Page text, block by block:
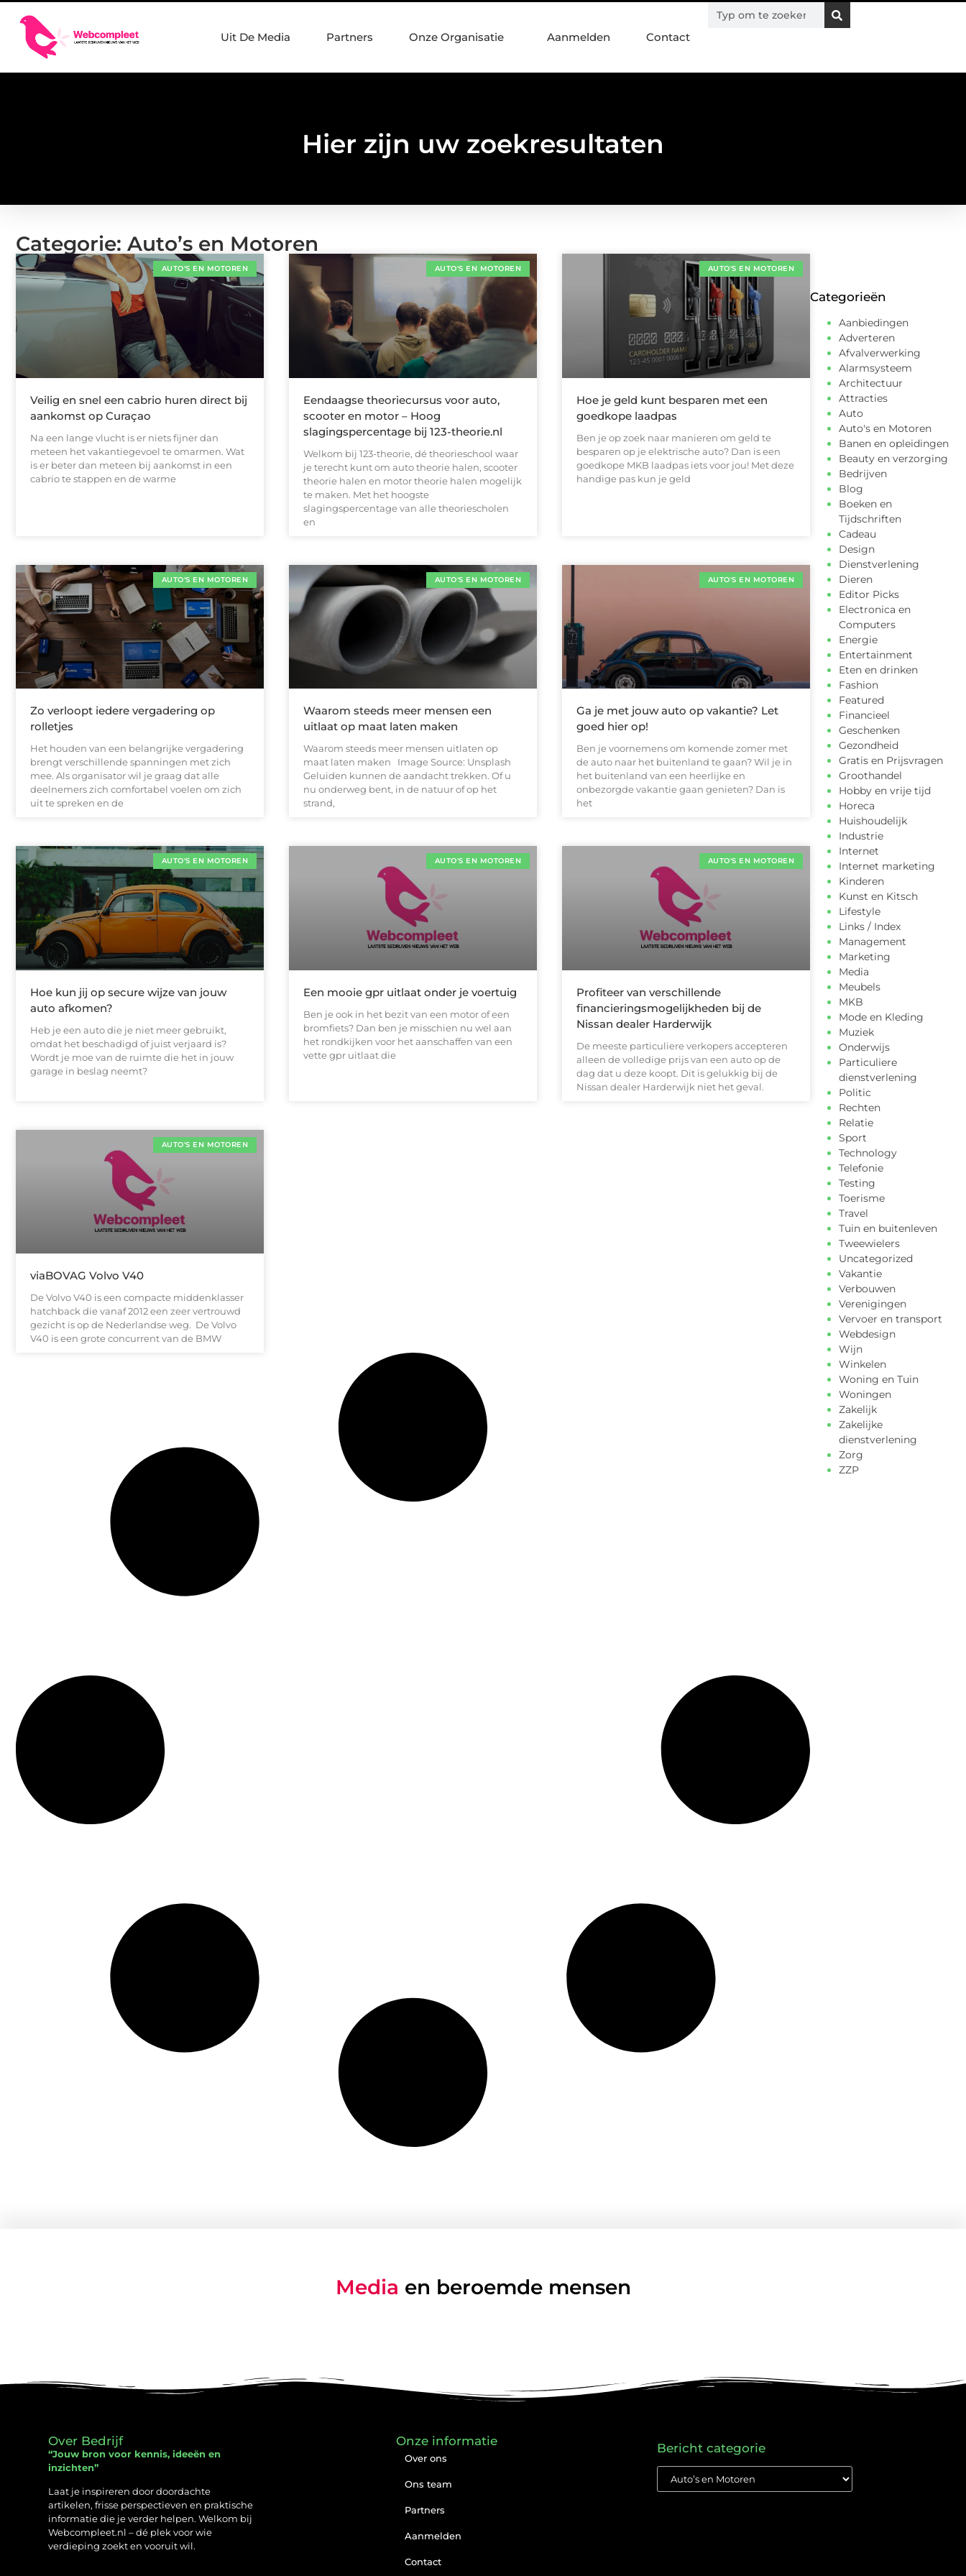
Uit De Media Partners Onze Organisatie Aanmelden Contact
Hier zijn uw zoekresultaten
Categorie: Auto’s en Motoren
AUTO'S EN MOTOREN
Veilig en snel een cabrio huren direct bij
aankomst op Curaçao
Na een lange vlucht is er niets fijner dan
meteen het vakantiegevoel te omarmen. Wat
is er beter dan meteen bij aankomst in een
cabrio te stappen en de warme
AUTO'S EN MOTOREN
Eendaagse theoriecursus voor auto,
scooter en motor – Hoog
slagingspercentage bij 123-theorie.nl
Welkom bij 123-theorie, dé theorieschool waar
je terecht kunt om auto theorie halen, scooter
theorie halen en motor theorie halen mogelijk
te maken. Met het hoogste
slagingspercentage van alle theoriescholen
en
AUTO'S EN MOTOREN
Hoe je geld kunt besparen met een
goedkope laadpas
Ben je op zoek naar manieren om geld te
besparen op je elektrische auto? Dan is een
goedkope MKB laadpas iets voor jou! Met deze
handige pas kun je geld
AUTO'S EN MOTOREN
Zo verloopt iedere vergadering op
rolletjes
Het houden van een belangrijke vergadering
brengt verschillende spanningen met zich
mee. Als organisator wil je graag dat alle
deelnemers zich comfortabel voelen om zich
uit te spreken en de
AUTO'S EN MOTOREN
Waarom steeds meer mensen een
uitlaat op maat laten maken
Waarom steeds meer mensen uitlaten op
maat laten maken Image Source: Unsplash‍
Geluiden kunnen de aandacht trekken. Of u
nu onderweg bent, in de natuur of op het
strand,
AUTO'S EN MOTOREN
Ga je met jouw auto op vakantie? Let
goed hier op!
Ben je voornemens om komende zomer met
de auto naar het buitenland te gaan? Wil je in
het buitenland van een heerlijke en
onbezorgde vakantie gaan genieten? Dan is
het
AUTO'S EN MOTOREN
Hoe kun jij op secure wijze van jouw
auto afkomen?
Heb je een auto die je niet meer gebruikt,
omdat het beschadigd of juist verjaard is?
Wordt je moe van de ruimte die het in jouw
garage in beslag neemt?
AUTO'S EN MOTOREN
Een mooie gpr uitlaat onder je voertuig
Ben je ook in het bezit van een motor of een
bromfiets? Dan ben je misschien nu wel aan
het rondkijken voor het aanschaffen van een
vette gpr uitlaat die
AUTO'S EN MOTOREN
Profiteer van verschillende
financieringsmogelijkheden bij de
Nissan dealer Harderwijk
De meeste particuliere verkopers accepteren
alleen de volledige prijs van een auto op de
dag dat u deze koopt. Dit is gelukkig bij de
Nissan dealer Harderwijk niet het geval.
AUTO'S EN MOTOREN
viaBOVAG Volvo V40
De Volvo V40 is een compacte middenklasser
hatchback die vanaf 2012 een zeer vertrouwd
gezicht is op de Nederlandse weg. De Volvo
V40 is een grote concurrent van de BMW
Categorieën
Aanbiedingen
Adverteren
Afvalverwerking
Alarmsysteem
Architectuur
Attracties
Auto
Auto's en Motoren
Banen en opleidingen
Beauty en verzorging
Bedrijven
Blog
Boeken en
Tijdschriften
Cadeau
Design
Dienstverlening
Dieren
Editor Picks
Electronica en
Computers
Energie
Entertainment
Eten en drinken
Fashion
Featured
Financieel
Geschenken
Gezondheid
Gratis en Prijsvragen
Groothandel
Hobby en vrije tijd
Horeca
Huishoudelijk
Industrie
Internet
Internet marketing
Kinderen
Kunst en Kitsch
Lifestyle
Links / Index
Management
Marketing
Media
Meubels
MKB
Mode en Kleding
Muziek
Onderwijs
Particuliere
dienstverlening
Politic
Rechten
Relatie
Sport
Technology
Telefonie
Testing
Toerisme
Travel
Tuin en buitenleven
Tweewielers
Uncategorized
Vakantie
Verbouwen
Verenigingen
Vervoer en transport
Webdesign
Wijn
Winkelen
Woning en Tuin
Woningen
Zakelijk
Zakelijke
dienstverlening
Zorg
ZZP
Media en beroemde mensen
Over Bedrijf
“Jouw bron voor kennis, ideeën en
inzichten”
Laat je inspireren door doordachte
artikelen, frisse perspectieven en praktische
informatie die je verder helpen. Welkom bij
Webcompleet.nl – dé plek voor wie
verdieping zoekt en vooruit wil.
Onze informatie
Over ons
Ons team
Partners
Aanmelden
Contact
Bericht categorie